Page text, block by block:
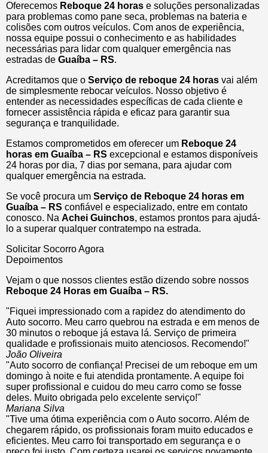
Oferecemos Reboque 24 horas e soluções personalizadas
para problemas como pane seca, problemas na bateria e
colisões com outros veículos. Com anos de experiência,
nossa equipe possui o conhecimento e as habilidades
necessárias para lidar com qualquer emergência nas
estradas de Guaíba – RS.
Acreditamos que o Serviço de reboque 24 horas vai além
de simplesmente rebocar veículos. Nosso objetivo é
entender as necessidades específicas de cada cliente e
fornecer assistência rápida e eficaz para garantir sua
segurança e tranquilidade.
Estamos comprometidos em oferecer um Reboque 24
horas em Guaíba – RS excepcional e estamos disponíveis
24 horas por dia, 7 dias por semana, para ajudar com
qualquer emergência na estrada.
Se você procura um Serviço de Reboque 24 horas em
Guaíba – RS confiável e especializado, entre em contato
conosco. Na Achei Guinchos, estamos prontos para ajudá-
lo a superar qualquer contratempo na estrada.
Solicitar Socorro Agora
Depoimentos
Vejam o que nossos clientes estão dizendo sobre nossos
Reboque 24 Horas em Guaíba – RS.
"Fiquei impressionado com a rapidez do atendimento do
Auto socorro. Meu carro quebrou na estrada e em menos de
30 minutos o reboque já estava lá. Serviço de primeira
qualidade e profissionais muito atenciosos. Recomendo!"
João Oliveira
"Auto socorro de confiança! Precisei de um reboque em um
domingo à noite e fui atendida prontamente. A equipe foi
super profissional e cuidou do meu carro como se fosse
deles. Muito obrigada pelo excelente serviço!"
Mariana Silva
"Tive uma ótima experiência com o Auto socorro. Além de
chegarem rápido, os profissionais foram muito educados e
eficientes. Meu carro foi transportado em segurança e o